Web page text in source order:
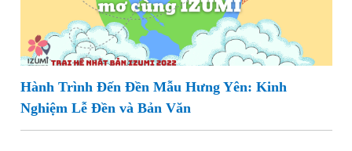
Hành Trình Đến Đền Mẫu Hưng Yên: Kinh
Nghiệm Lễ Đền và Bản Văn